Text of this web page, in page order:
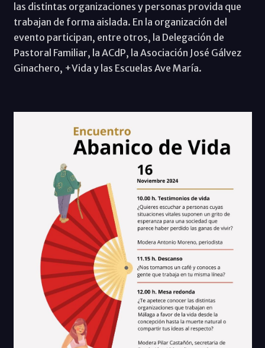
las distintas organizaciones y personas provida que
trabajan de forma aislada. En la organización del
evento participan, entre otros, la Delegación de
Pastoral Familiar, la ACdP, la Asociación José Gálvez
Ginachero, +Vida y las Escuelas Ave María.